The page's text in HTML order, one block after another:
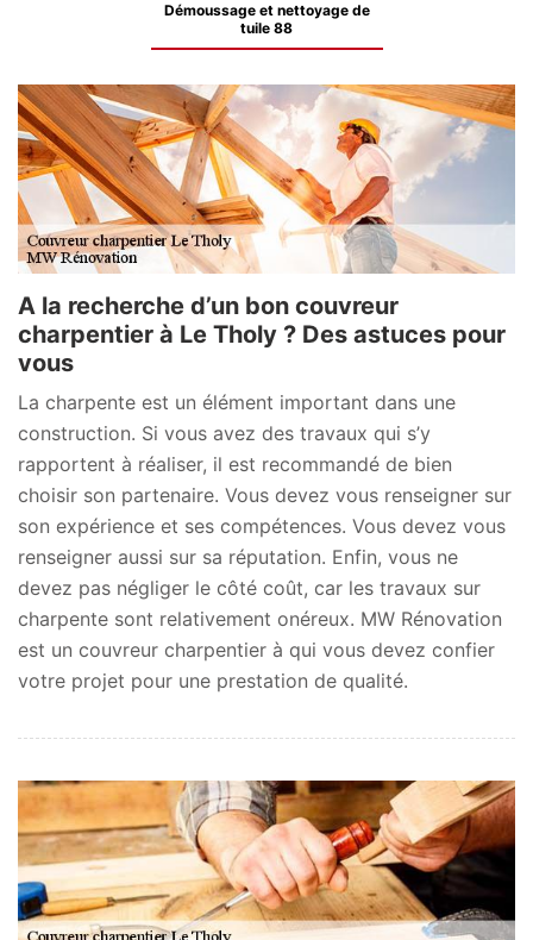
Démoussage et nettoyage de
tuile 88
A la recherche d’un bon couvreur
charpentier à Le Tholy ? Des astuces pour
vous
La charpente est un élément important dans une
construction. Si vous avez des travaux qui s’y
rapportent à réaliser, il est recommandé de bien
choisir son partenaire. Vous devez vous renseigner sur
son expérience et ses compétences. Vous devez vous
renseigner aussi sur sa réputation. Enfin, vous ne
devez pas négliger le côté coût, car les travaux sur
charpente sont relativement onéreux. MW Rénovation
est un couvreur charpentier à qui vous devez confier
votre projet pour une prestation de qualité.